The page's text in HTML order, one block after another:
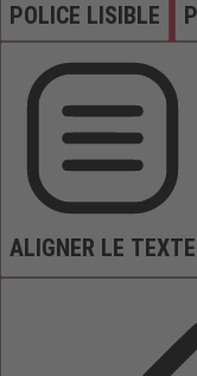
POLICE LISIBLE
ALIGNER LE TEXTE